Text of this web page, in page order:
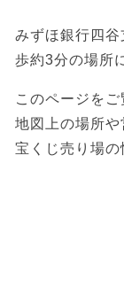
みずほ銀行四
歩約3分の場所
このページを
地図上の場所
宝くじ売り場の